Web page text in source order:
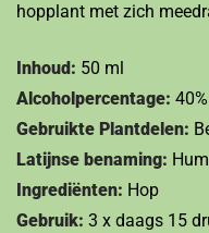
hopplant met zich
Inhoud: 50 ml
Alcoholpercentage:
Gebruikte Plantdelen:
Latijnse benaming:
Ingrediënten: Hop
Gebruik: 3 x daags 15